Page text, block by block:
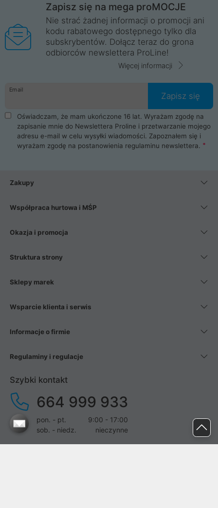
Zapisz się na mega proMOCJE
Nie strać żadnej informacji o promocji ani
kodu rabatowego dostępnego tylko dla
subskrybentów. Dołącz teraz do grona
odbiorców newslettera ProLine!
Więcej informacji
Email
Zapisz się
Oświadczam, że mam ukończone 16 lat. Wyrażam zgodę na
zapisanie mnie do Newslettera Proline i przetwarzanie mojego
adresu e-mail w celu wysyłki wiadomości. Zapoznałem się i
wyrażam zgodę na postanowienia regulaminu newslettera.
Zakupy
Współpraca hurtowa i MŚP
Okazja i promocja
Struktura strony
Sklepy marek
Wsparcie klienta i serwis
Informacje o firmie
Regulaminy i regulacje
Szybki kontakt
664 999 933
pon. - pt.
9:00 - 17:00
sob. - niedz.
nieczynne